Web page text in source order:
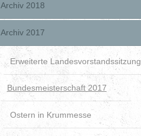
Archiv 2018
Archiv 2017
Erweiterte Landesvorstandssitzung
Bundesmeisterschaft 2017
Ostern in Krummesse